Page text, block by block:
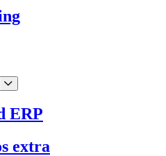
ERP
extra